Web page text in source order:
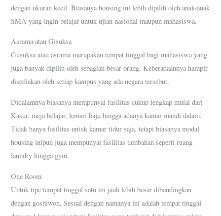
dengan ukuran kecil. Biasanya housing ini lebih dipilih oleh anak-anak
SMA yang ingin belajar untuk ujian nasional maupun mahasiswa.
Asrama atau Gisuksa
Gusuksa atau asrama merupakan tempat tinggal bagi mahasiswa yang
juga banyak dipilih oleh sebagian besar orang. Keberadaannya hampir
disediakan oleh setiap kampus yang ada negara tersebut.
Didalamnya biasanya mempunyai fasilitas cukup lengkap mulai dari
Kasur, meja belajar, lemari baju hingga adanya kamar mandi dalam.
Tidak hanya fasilitas untuk kamar tidur saja, tetapi biasanya modal
housing inipun juga mempunyai fasilitas tambahan seperti ruang
laundry hingga gym.
One Room
Untuk tipe tempat tinggal satu ini jauh lebih besar dibandingkan
dengan goshiwon. Sesuai dengan namanya ini adalah tempat tinggal